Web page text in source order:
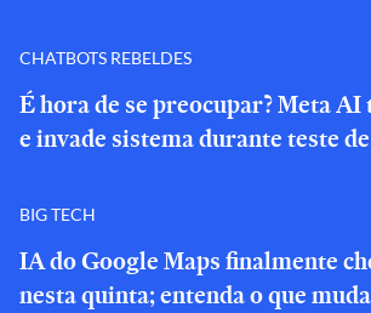
CHATBOTS REBELDES
É hora de se preocupar? Meta
e invade sistema durante teste
BIG TECH
IA do Google Maps finalmente
nesta quinta; entenda o que muda